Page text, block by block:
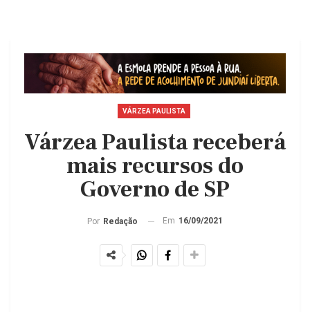
VÁRZEA PAULISTA
Várzea Paulista receberá
mais recursos do
Governo de SP
Por Redação Em 16/09/2021